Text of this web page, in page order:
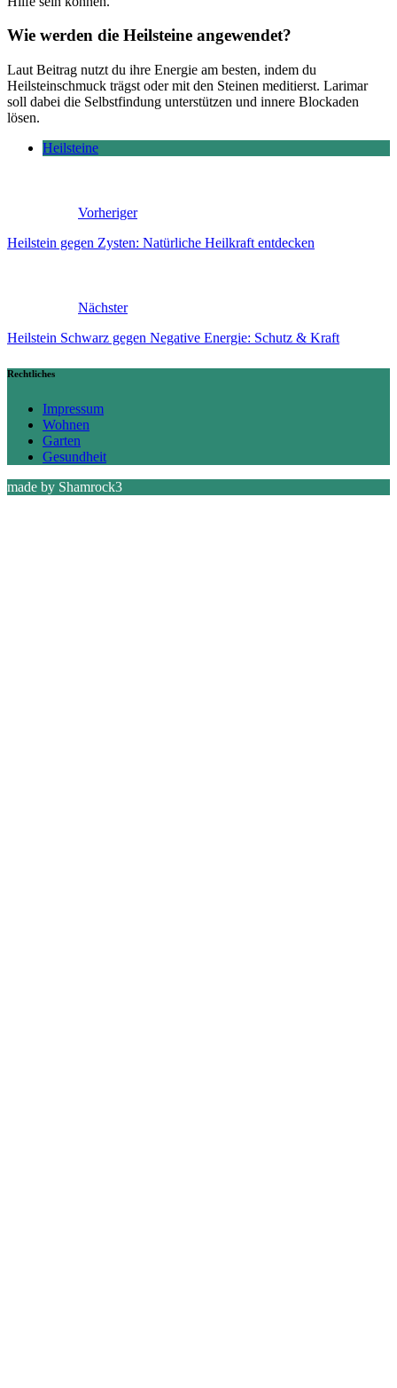
Wie werden die Heilsteine angewendet?
Laut Beitrag nutzt du ihre Energie am besten, indem du
Heilsteinschmuck trägst oder mit den Steinen meditierst. Larimar
soll dabei die Selbstfindung unterstützen und innere Blockaden
lösen.
Heilsteine
Vorheriger
Heilstein gegen Zysten: Natürliche Heilkraft entdecken
Nächster
Heilstein Schwarz gegen Negative Energie: Schutz & Kraft
Rechtliches
Impressum
Wohnen
Garten
Gesundheit
made by Shamrock3